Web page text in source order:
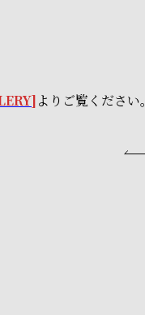
]よりご覧ください。